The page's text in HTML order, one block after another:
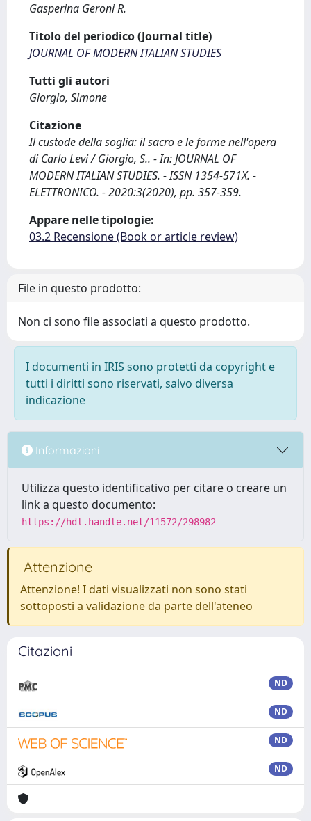
Gasperina Geroni R.
Titolo del periodico (Journal title)
JOURNAL OF MODERN ITALIAN STUDIES
Tutti gli autori
Giorgio, Simone
Citazione
Il custode della soglia: il sacro e le forme nell'opera
di Carlo Levi / Giorgio, S.. - In: JOURNAL OF
MODERN ITALIAN STUDIES. - ISSN 1354-571X. -
ELETTRONICO. - 2020:3(2020), pp. 357-359.
Appare nelle tipologie:
03.2 Recensione (Book or article review)
File in questo prodotto:
Non ci sono file associati a questo prodotto.
I documenti in IRIS sono protetti da copyright e
tutti i diritti sono riservati, salvo diversa
indicazione
Informazioni
Utilizza questo identificativo per citare o creare un
link a questo documento:
https://hdl.handle.net/11572/298982
Attenzione
Attenzione! I dati visualizzati non sono stati
sottoposti a validazione da parte dell'ateneo
Citazioni
ND
ND
ND
ND